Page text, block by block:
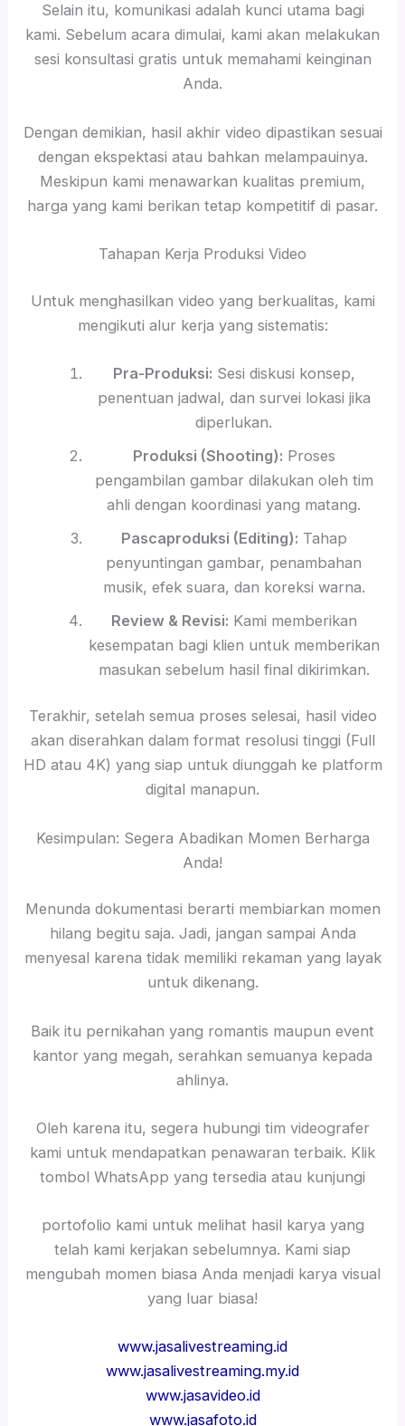
Selain itu, komunikasi adalah kunci utama bagi
kami. Sebelum acara dimulai, kami akan melakukan
sesi konsultasi gratis untuk memahami keinginan
Anda.
Dengan demikian, hasil akhir video dipastikan sesuai
dengan ekspektasi atau bahkan melampauinya.
Meskipun kami menawarkan kualitas premium,
harga yang kami berikan tetap kompetitif di pasar.
Tahapan Kerja Produksi Video
Untuk menghasilkan video yang berkualitas, kami
mengikuti alur kerja yang sistematis:
Pra-Produksi: Sesi diskusi konsep,
penentuan jadwal, dan survei lokasi jika
diperlukan.
Produksi (Shooting): Proses
pengambilan gambar dilakukan oleh tim
ahli dengan koordinasi yang matang.
Pascaproduksi (Editing): Tahap
penyuntingan gambar, penambahan
musik, efek suara, dan koreksi warna.
Review & Revisi: Kami memberikan
kesempatan bagi klien untuk memberikan
masukan sebelum hasil final dikirimkan.
Terakhir, setelah semua proses selesai, hasil video
akan diserahkan dalam format resolusi tinggi (Full
HD atau 4K) yang siap untuk diunggah ke platform
digital manapun.
Kesimpulan: Segera Abadikan Momen Berharga
Anda!
Menunda dokumentasi berarti membiarkan momen
hilang begitu saja. Jadi, jangan sampai Anda
menyesal karena tidak memiliki rekaman yang layak
untuk dikenang.
Baik itu pernikahan yang romantis maupun event
kantor yang megah, serahkan semuanya kepada
ahlinya.
Oleh karena itu, segera hubungi tim videografer
kami untuk mendapatkan penawaran terbaik. Klik
tombol WhatsApp yang tersedia atau kunjungi
portofolio kami untuk melihat hasil karya yang
telah kami kerjakan sebelumnya. Kami siap
mengubah momen biasa Anda menjadi karya visual
yang luar biasa!
www.jasalivestreaming.id
www.jasalivestreaming.my.id
www.jasavideo.id
www.jasafoto.id